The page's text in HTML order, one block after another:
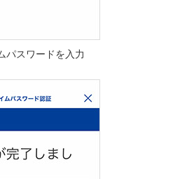
パスワードを入力